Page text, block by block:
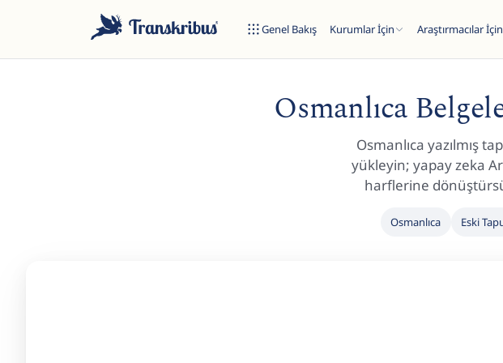
Genel Bakış Kurumlar İçin Araştırmacılar İçin
Osmanlıca
Osmanlıca yazılmış
yükleyin; yapay zeka
harflerine
Osmanlıca Eski